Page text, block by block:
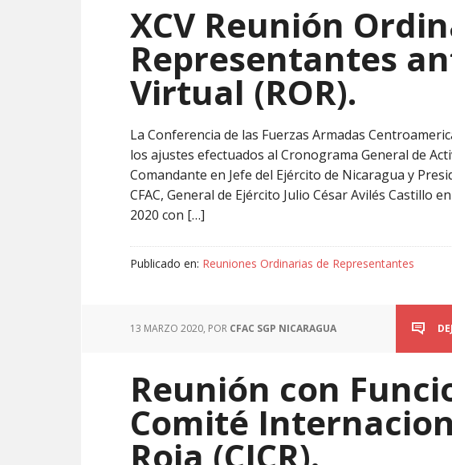
XCV Reunión
Representantes
Virtual (ROR).
La Conferencia de las Fuerzas Armadas
los ajustes efectuados al Cronograma General de
Comandante en Jefe del Ejército de Nicaragua y
CFAC, General de Ejército Julio César Avilés Castillo
2020 con […]
Publicado en: Reuniones Ordinarias de Representantes
13 MARZO 2020, POR CFAC SGP NICARAGUA
Reunión con
Comité
Roja (CICR).